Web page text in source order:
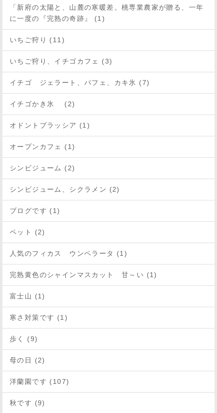
「新府の太陽と、山麓の寒暖差。桃専業農家が贈る、一年
に一度の『完熟の奇跡』 (1)
いちご狩り (11)
いちご狩り、イチゴカフェ (3)
イチゴ ジェラート、パフェ、カキ氷 (7)
イチゴかき氷 (2)
オドントブラッシア (1)
オープンカフェ (1)
シンビジューム (2)
シンビジューム、シクラメン (2)
ブログです (1)
ペット (2)
人気のフィカス ウンベラータ (1)
完熟黄色のシャインマスカット 甘～い (1)
富士山 (1)
寒さ対策です (1)
歩く (9)
母の日 (2)
洋蘭園です (107)
秋です (9)